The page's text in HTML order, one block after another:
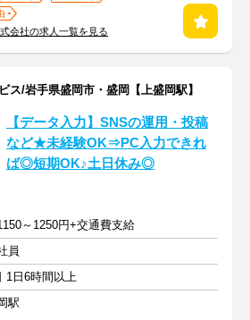
会社の求人一覧を見る
ス/岩手県盛岡市・盛岡【上盛岡駅】
【データ入力】SNSの運用・投稿
など★未経験OK⇒PC入力できれ
ば◎短期OK♪土日休み◎
～1250円+交通費支給
員
1日6時間以上
駅